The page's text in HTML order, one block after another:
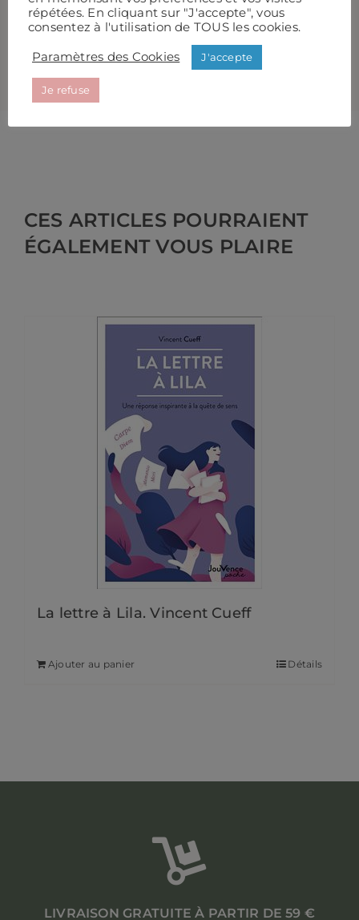
INFORMATIONS
COMPLÉMENTAIRES
CES ARTICLES POURRAIENT
ÉGALEMENT VOUS PLAIRE
La lettre à Lila. Vincent Cueff
Ajouter au panier Détails
LIVRAISON GRATUITE À PARTIR DE 59 €
répétées. En cliquant sur "J'accepte", vous
consentez à l'utilisation de TOUS les cookies.
Paramètres des Cookies J'accepte
Je refuse